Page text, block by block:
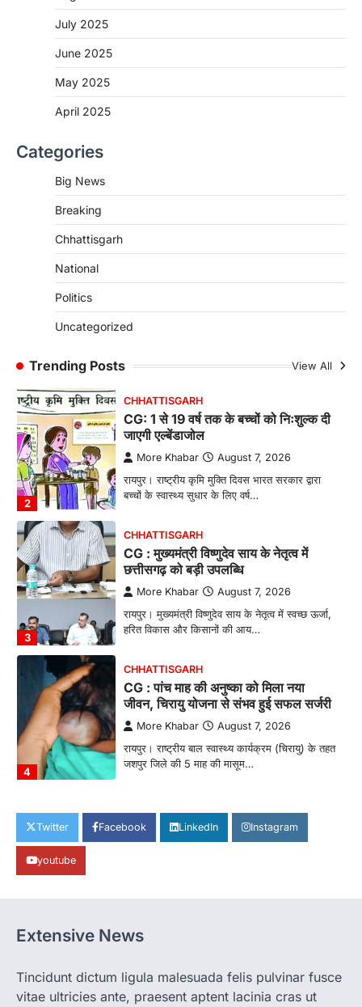
July 2025
June 2025
May 2025
April 2025
Categories
Big News
Breaking
Chhattisgarh
National
Politics
Uncategorized
Trending Posts View All
जशपुर जिले की 5 माह की मासूम…
CG: छिपली की दीदियों का कमाल, बकरी
बनाने की दिशा में जिले के नगरी…
2
CHHATTISGARH
CG: 1 से 19 वर्ष तक के बच्चों को निःशुल्क दी
जाएगी एल्बेंडाजोल
More Khabar August 7, 2026
रायपुर। राष्ट्रीय कृमि मुक्ति दिवस भारत सरकार द्वारा
बच्चों के स्वास्थ्य सुधार के लिए वर्ष…
3
CHHATTISGARH
CG : मुख्यमंत्री विष्णुदेव साय के नेतृत्व में
छत्तीसगढ़ को बड़ी उपलब्धि
More Khabar August 7, 2026
रायपुर। मुख्यमंत्री विष्णुदेव साय के नेतृत्व में स्वच्छ ऊर्जा,
हरित विकास और किसानों की आय…
4
CHHATTISGARH
CG : पांच माह की अनुष्का को मिला नया
जीवन, चिरायु योजना से संभव हुई सफल सर्जरी
More Khabar August 7, 2026
रायपुर। राष्ट्रीय बाल स्वास्थ्य कार्यक्रम (चिरायु) के तहत
जशपुर जिले की 5 माह की मासूम…
CG: छिपली की दीदियों का कमाल, बकरी
पालन से बढ़ी आय और मजबूत हुआ आत्मविश्वास
बनाने की दिशा में जिले के नगरी…
CHHATTISGARH
जाएगी एल्बेंडाजोल
More Khabar August 7, 2026
Twitter Facebook LinkedIn Instagram
youtube
Extensive News
Tincidunt dictum ligula malesuada felis pulvinar fusce
vitae ultricies ante, praesent aptent lacinia cras ut